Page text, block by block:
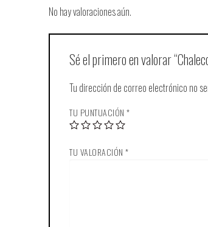
No hay valoraciones aún.
Sé el primero en valorar
Tu dirección de correo electrónico no
TU PUNTUACIÓN *
TU VALORACIÓN *